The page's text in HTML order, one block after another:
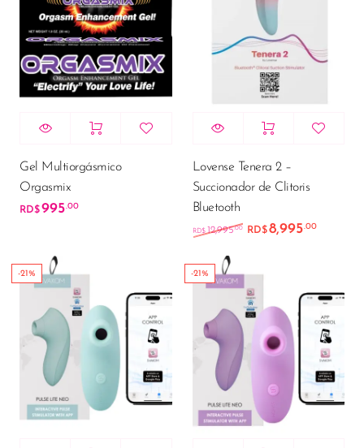
Gel Multiorgásmico
Orgasmix
RD$995.00
Lovense Tenera 2 –
Succionador de Clitoris
Bluetooth
RD$ 12,995.00 El precio original
RD$8,995.00El
-21% -21%